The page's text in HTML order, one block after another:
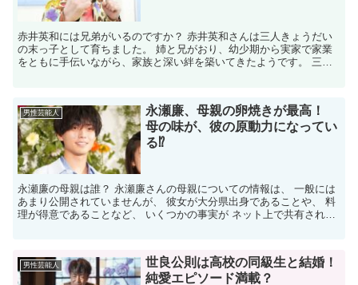
赤井英和には兄弟がいるのですか？ 赤井英和さんは三人きょうだい
の末っ子として育ちました。 姉と兄がおり、幼少期から実家で家業
をともに手伝いながら、家族と深い絆を築いてきたようです。 三人
男性芸能人
永瀬廉、母親の卵焼きが最高！
母の味が、彼の原動力になってい
る⁉
永瀬廉の母親は誰？ 永瀬廉さんの母親についての情報は、 一般には
あまり公開されていませんが、 彼女が大分県出身であることや、 料
理が得意であることなど、 いくつかの事実が ネット上で共有されて
男性芸能人
世良公則は高校の同級生と結婚！
純愛エピソード満載？